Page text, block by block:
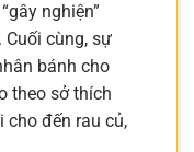
nghiện”
cùng, sự
bánh cho
theo sở thích
cho đến rau củ,